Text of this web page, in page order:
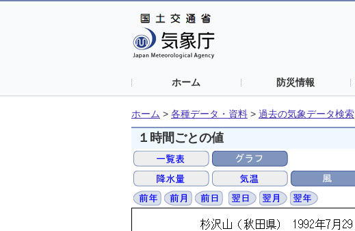
ホーム 防災情報
ホーム > 各種データ・資料 > 過去の気象データ検索
１時間ごとの値